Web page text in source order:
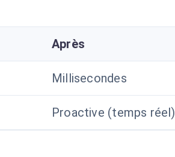
Après
Millisecondes
Proactive (temps réel)